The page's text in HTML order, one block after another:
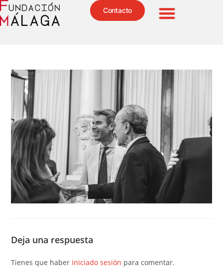
Contacto
Deja una respuesta
Tienes que haber iniciado sesión para comentar.